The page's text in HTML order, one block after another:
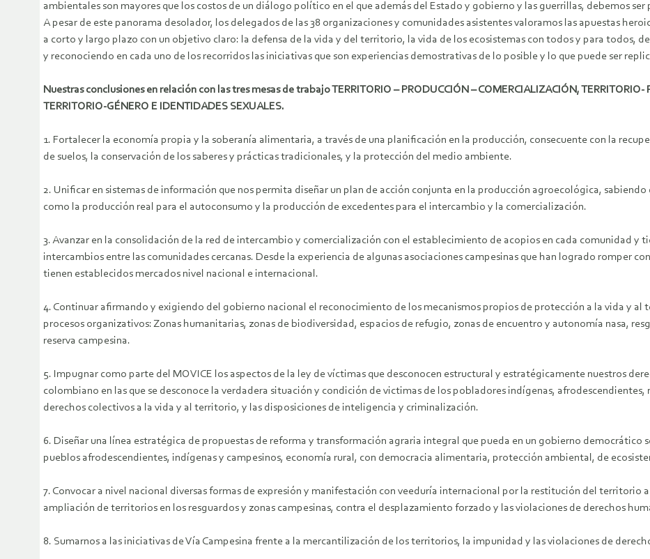
ambientales son mayores que los costos de un diálogo político en el que además del Estado y gobierno y las guerrillas, debemos
A pesar de este panorama desolador, los delegados de las 38 organizaciones y comunidades asistentes valoramos las apuestas
a corto y largo plazo con un objetivo claro: la defensa de la vida y del territorio, la vida de los ecosistemas con todos y para todos,
y reconociendo en cada uno de los recorridos las iniciativas que son experiencias demostrativas de lo posible y lo que puede ser
Nuestras conclusiones en relación con las tres mesas de trabajo TERRITORIO – PRODUCCIÓN – COMERCIALIZACIÓN, TERRITORIO-
TERRITORIO-GÉNERO E IDENTIDADES SEXUALES.
1. Fortalecer la economía propia y la soberanía alimentaria, a través de una planificación en la producción, consecuente con la
de suelos, la conservación de los saberes y prácticas tradicionales, y la protección del medio ambiente.
2. Unificar en sistemas de información que nos permita diseñar un plan de acción conjunta en la producción agroecológica,
como la producción real para el autoconsumo y la producción de excedentes para el intercambio y la comercialización.
3. Avanzar en la consolidación de la red de intercambio y comercialización con el establecimiento de acopios en cada comunidad y
intercambios entre las comunidades cercanas. Desde la experiencia de algunas asociaciones campesinas que han logrado romper
tienen establecidos mercados nivel nacional e internacional.
4. Continuar afirmando y exigiendo del gobierno nacional el reconocimiento de los mecanismos propios de protección a la vida y
procesos organizativos: Zonas humanitarias, zonas de biodiversidad, espacios de refugio, zonas de encuentro y autonomía nasa,
reserva campesina.
5. Impugnar como parte del MOVICE los aspectos de la ley de víctimas que desconocen estructural y estratégicamente nuestros
colombiano en las que se desconoce la verdadera situación y condición de victimas de los pobladores indígenas, afrodescendientes,
derechos colectivos a la vida y al territorio, y las disposiciones de inteligencia y criminalización.
6. Diseñar una línea estratégica de propuestas de reforma y transformación agraria integral que pueda en un gobierno democrático
pueblos afrodescendientes, indígenas y campesinos, economía rural, con democracia alimentaria, protección ambiental, de
7. Convocar a nivel nacional diversas formas de expresión y manifestación con veeduría internacional por la restitución del territorio
ampliación de territorios en los resguardos y zonas campesinas, contra el desplazamiento forzado y las violaciones de derechos
8. Sumarnos a las iniciativas de Vía Campesina frente a la mercantilización de los territorios, la impunidad y las violaciones de